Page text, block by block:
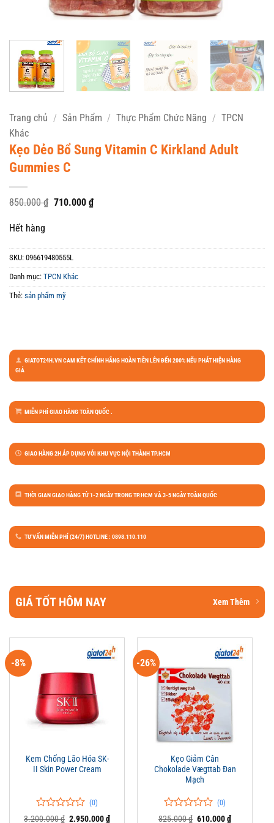
Trang chủ / Sản Phẩm / Thực Phẩm Chức Năng / TPCN
Khác
Kẹo Dẻo Bổ Sung Vitamin C Kirkland Adult
Gummies C
850.000₫ Giá
710.000 ₫Giá
hiện
Hết hàng
SKU: 096619480555L
Danh mục: TPCN Khác
Thẻ: sản phẩm mỹ
GIATOT24H.VN CAM KẾT CHÍNH HÃNG HOÀN TIỀN LÊN ĐẾN 200% NẾU PHÁT HIỆN HÀNG
GIẢ
MIỄN PHÍ GIAO HÀNG TOÀN QUỐC .
GIAO HÀNG 2H ÁP DỤNG VỚI KHU VỰC NỘI THÀNH TP.HCM
THỜI GIAN GIAO HÀNG TỪ 1-2 NGÀY TRONG TP.HCM VÀ 3-5 NGÀY TOÀN QUỐC
TƯ VẤN MIỄN PHÍ (24/7) HOTLINE : 0898.110.110
GIÁ TỐT HÔM NAY Xem Thêm
-8%
Kem Chống Lão Hóa SK-
II Skin Power Cream
0
0
(0)
3.200.000₫ Giá
2.950.000₫Giá
-26%
Kẹo Giảm Cân
Chokolade Vægttab Đan
Mạch
0
0
(0)
825.000₫ Giá
610.000₫Giá